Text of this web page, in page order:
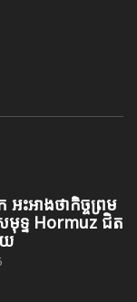
អះអាងថាកិច្ចព្រម
មុទ្ទ Hormuz ជិត
យ